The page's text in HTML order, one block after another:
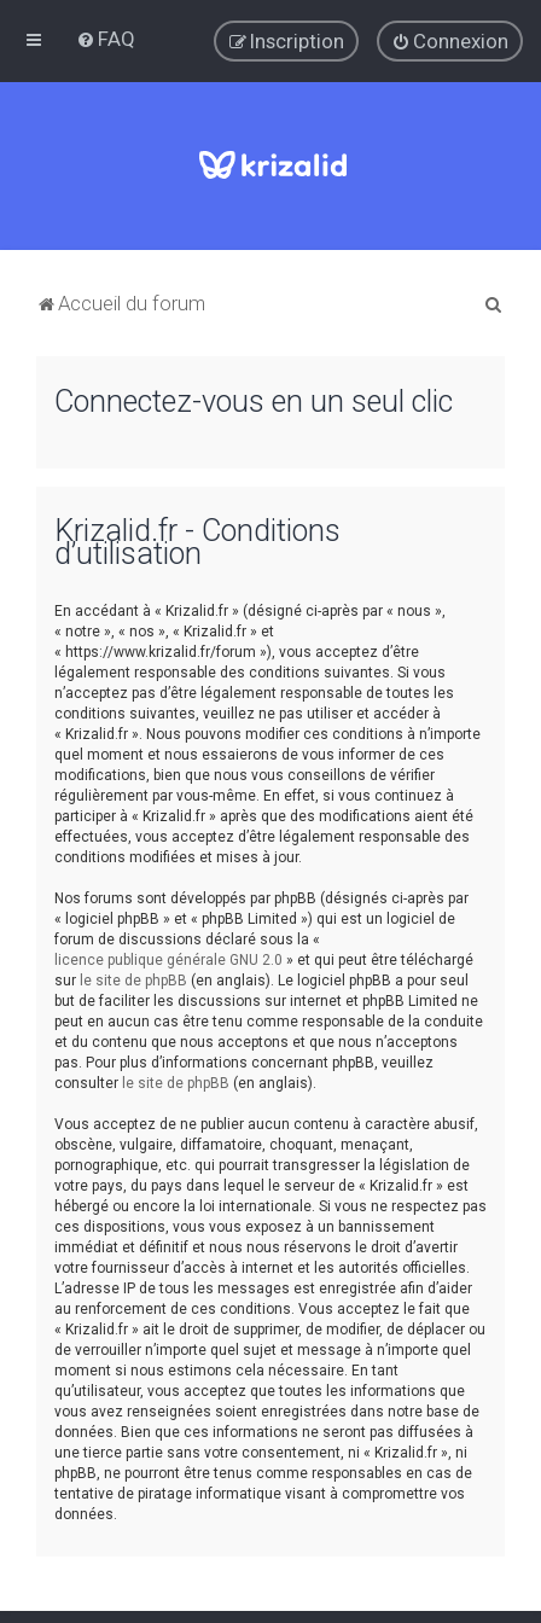
FAQ Connexion
Inscription
Accueil du forum
Connectez-vous en un seul clic
Krizalid.fr - Conditions
d’utilisation
En accédant à « Krizalid.fr » (désigné ci-après par « nous »,
« notre », « nos », « Krizalid.fr » et
« https://www.krizalid.fr/forum »), vous acceptez d’être
légalement responsable des conditions suivantes. Si vous
n’acceptez pas d’être légalement responsable de toutes les
conditions suivantes, veuillez ne pas utiliser et accéder à
« Krizalid.fr ». Nous pouvons modifier ces conditions à n’importe
quel moment et nous essaierons de vous informer de ces
modifications, bien que nous vous conseillons de vérifier
régulièrement par vous-même. En effet, si vous continuez à
participer à « Krizalid.fr » après que des modifications aient été
effectuées, vous acceptez d’être légalement responsable des
conditions modifiées et mises à jour.
Nos forums sont développés par phpBB (désignés ci-après par
« logiciel phpBB » et « phpBB Limited ») qui est un logiciel de
forum de discussions déclaré sous la «
licence publique générale GNU 2.0 » et qui peut être téléchargé
sur le site de phpBB (en anglais). Le logiciel phpBB a pour seul
but de faciliter les discussions sur internet et phpBB Limited ne
peut en aucun cas être tenu comme responsable de la conduite
et du contenu que nous acceptons et que nous n’acceptons
pas. Pour plus d’informations concernant phpBB, veuillez
consulter le site de phpBB (en anglais).
Vous acceptez de ne publier aucun contenu à caractère abusif,
obscène, vulgaire, diffamatoire, choquant, menaçant,
pornographique, etc. qui pourrait transgresser la législation de
votre pays, du pays dans lequel le serveur de « Krizalid.fr » est
hébergé ou encore la loi internationale. Si vous ne respectez pas
ces dispositions, vous vous exposez à un bannissement
immédiat et définitif et nous nous réservons le droit d’avertir
votre fournisseur d’accès à internet et les autorités officielles.
L’adresse IP de tous les messages est enregistrée afin d’aider
au renforcement de ces conditions. Vous acceptez le fait que
« Krizalid.fr » ait le droit de supprimer, de modifier, de déplacer ou
de verrouiller n’importe quel sujet et message à n’importe quel
moment si nous estimons cela nécessaire. En tant
qu’utilisateur, vous acceptez que toutes les informations que
vous avez renseignées soient enregistrées dans notre base de
données. Bien que ces informations ne seront pas diffusées à
une tierce partie sans votre consentement, ni « Krizalid.fr », ni
phpBB, ne pourront être tenus comme responsables en cas de
tentative de piratage informatique visant à compromettre vos
données.